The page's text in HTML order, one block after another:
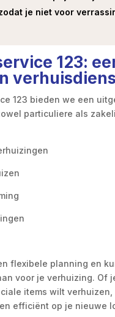
je niet voor
123:
123 bieden we een
particuliere als
flexibele planning en
voor je verhuizing. Of
items wilt
efficiënt op je nieuwe